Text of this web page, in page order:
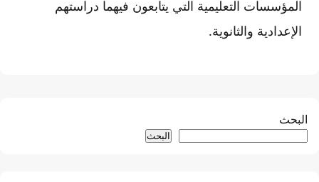
المؤسسات التعليمية التي يتابعون فيهما دراستهم
الإعدادية والثانوية.
البحث
البحث